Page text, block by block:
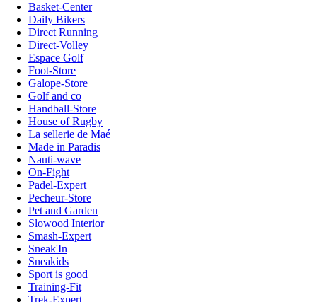
Basket-Center
Daily Bikers
Direct Running
Direct-Volley
Espace Golf
Foot-Store
Galope-Store
Golf and co
Handball-Store
House of Rugby
La sellerie de Maé
Made in Paradis
Nauti-wave
On-Fight
Padel-Expert
Pecheur-Store
Pet and Garden
Slowood Interior
Smash-Expert
Sneak'In
Sneakids
Sport is good
Training-Fit